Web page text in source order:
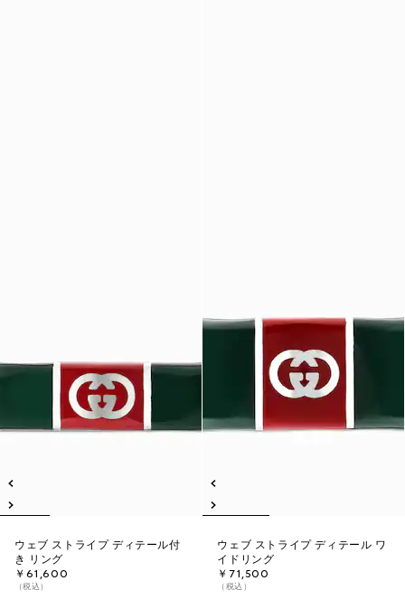
ウェブ ストライプ ディテール付
き リング
￥61,600
（税込）
ウェブ ストライプ ディテール ワ
イドリング
￥71,500
（税込）